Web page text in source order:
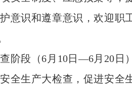
意识和遵章意识，欢迎职
段（6月10日—6月20日
全生产大检查，促进安全